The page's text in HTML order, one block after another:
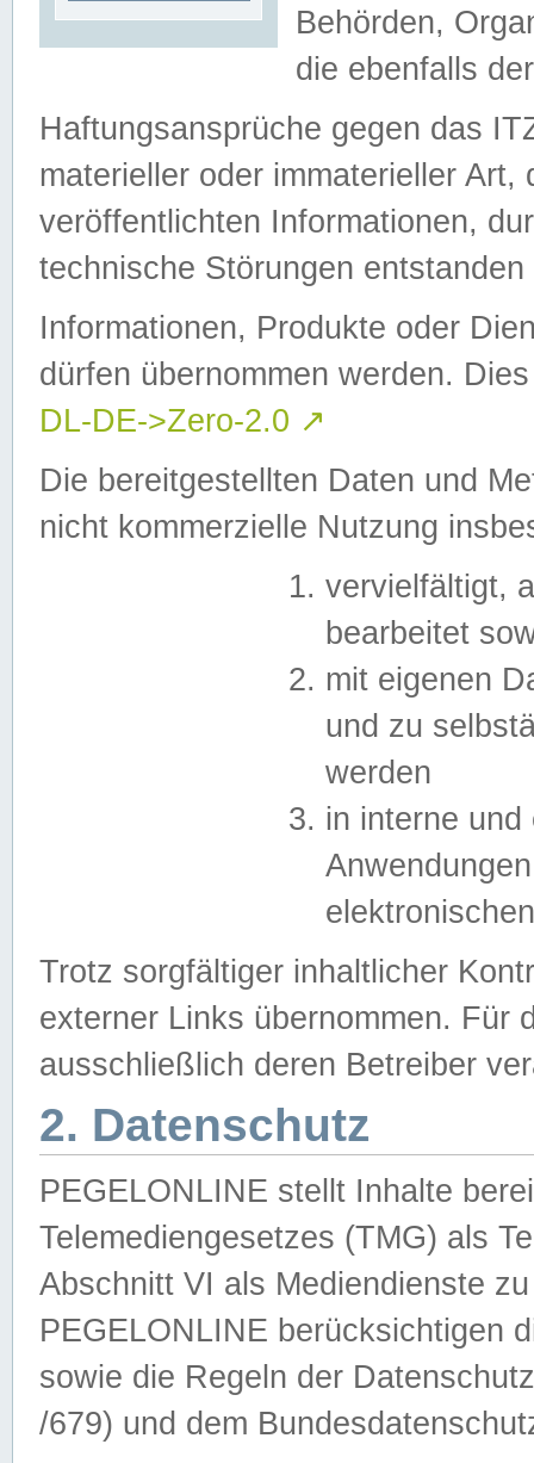
Behörden,
die ebenfalls
Haftungsansprüche gegen das
materieller oder immaterieller
veröffentlichten Informationen,
technische Störungen
Informationen, Produkte oder
dürfen übernommen werden.
DL-DE->Zero-2.0 ↗
Die bereitgestellten Daten und
nicht kommerzielle Nutzung
vervielfältigt,
bearbeitet
mit eigenen
und zu
werden
in interne
Trotz sorgfältiger inhaltlicher
externer Links übernommen. Für
ausschließlich deren Betreiber
2. Datenschutz
PEGELONLINE stellt Inhalte
Telemediengesetzes (TMG) als
Abschnitt VI als Mediendienste
PEGELONLINE berücksichtigen
sowie die Regeln der
/679) und dem